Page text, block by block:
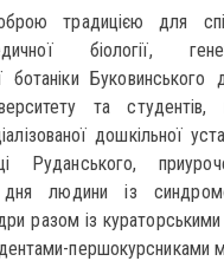
традицією для
біології,
ботаніки Буковинського
та студентів,
дошкільної
Руданського,
дня людини із
разом із
першокурсниками